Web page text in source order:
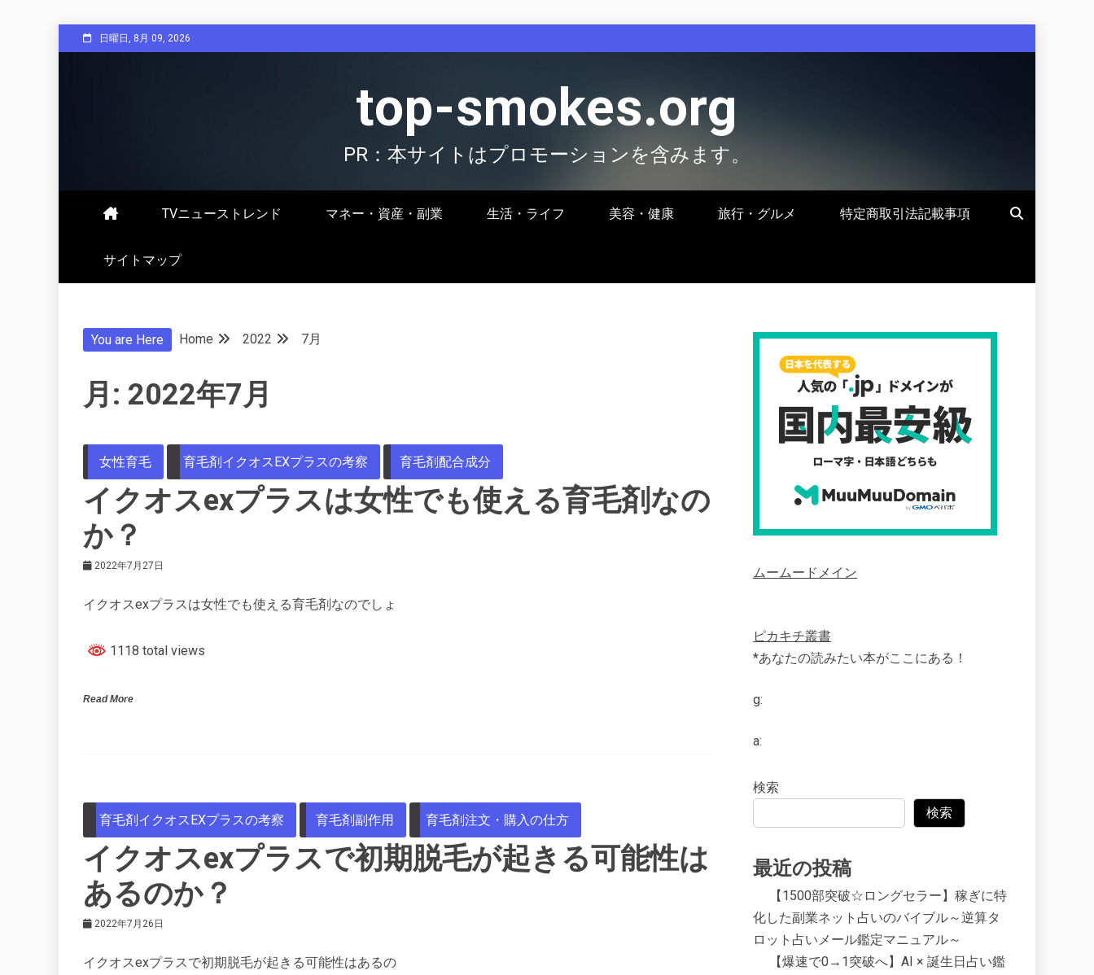
to
日曜日, 8月 09, 2026
top-smokes.org
PR：本サイトはプロモーションを含みます。
TVニューストレンド マネー・資産・副業 生活・ライフ 美容・健康 旅行・グルメ 特定商取引法記載事項
サイトマップ
You are Here Home 2022 7月
月: 2022年7月
女性育毛 育毛剤イクオスEXプラスの考察 育毛剤配合成分
イクオスexプラスは女性でも使える育毛剤なの
か？
2022年7月27日
イクオスexプラスは女性でも使える育毛剤なのでしょ
1118 total views
Read More
育毛剤イクオスEXプラスの考察 育毛剤副作用 育毛剤注文・購入の仕方
イクオスexプラスで初期脱毛が起きる可能性は
あるのか？
2022年7月26日
イクオスexプラスで初期脱毛が起きる可能性はあるの
ムームードメイン
ピカキチ叢書
*あなたの読みたい本がここにある！
g:
a:
検索
検索
最近の投稿
【1500部突破☆ロングセラー】稼ぎに特
化した副業ネット占いのバイブル～逆算タ
ロット占いメール鑑定マニュアル～
【爆速で0→1突破へ】AI × 誕生日占い鑑